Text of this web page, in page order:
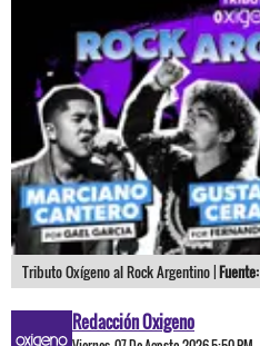
Tributo Oxígeno al Rock Argentino |Fuente:
Redacción Oxigeno